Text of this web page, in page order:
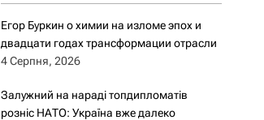
у
Егор Буркин о химии на изломе эпох и
двадцати годах трансформации отрасли
4 Серпня, 2026
Залужний на нараді топдипломатів
розніс НАТО: Україна вже далеко